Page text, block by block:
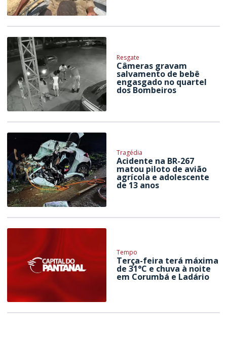
Resgate
Câmeras gravam
salvamento de bebê
engasgado no quartel
dos Bombeiros
Tragédia
Acidente na BR-267
matou piloto de avião
agrícola e adolescente
de 13 anos
Tempo
Terça-feira terá máxima
de 31°C e chuva à noite
em Corumbá e Ladário